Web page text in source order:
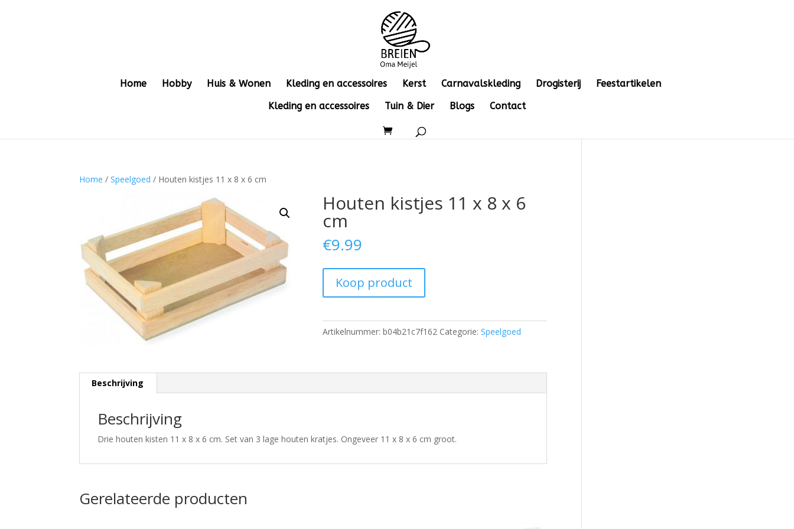
Home Hobby Huis & Wonen Kleding en accessoires Kerst Carnavalskleding Drogisterij
Feestartikelen
Kleding en accessoires
Tuin & Dier Blogs Contact
Home /Speelgoed / Houten kistjes 11 x 8 x 6 cm
Houten kistjes 11 x 8 x 6
cm
€9.99
Koop product
Artikelnummer:b04b21c7f162 Categorie:Speelgoed
Beschrijving
Beschrijving
Drie houten kisten 11 x 8 x 6 cm. Set van 3 lage houten kratjes. Ongeveer 11 x 8 x 6 cm groot.
Gerelateerde producten